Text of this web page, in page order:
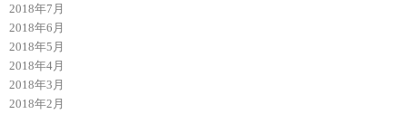
2018年7月
2018年6月
2018年5月
2018年4月
2018年3月
2018年2月